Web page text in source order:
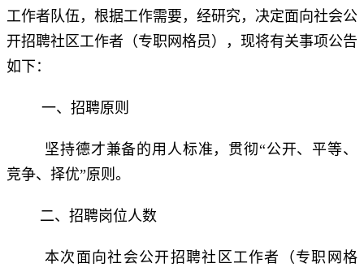
工作者队伍，根据工作需要，经研究，决定面向社会公
开招聘社区工作者（专职网格员），现将有关事项公告
如下：
一、招聘原则
坚持德才兼备的用人标准，贯彻“公开、平等、
竞争、择优”原则。
二、招聘岗位人数
本次面向社会公开招聘社区工作者（专职网格